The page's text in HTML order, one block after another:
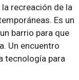
la recreación de la
Es un
barrio para que
Un encuentro
tecnología para